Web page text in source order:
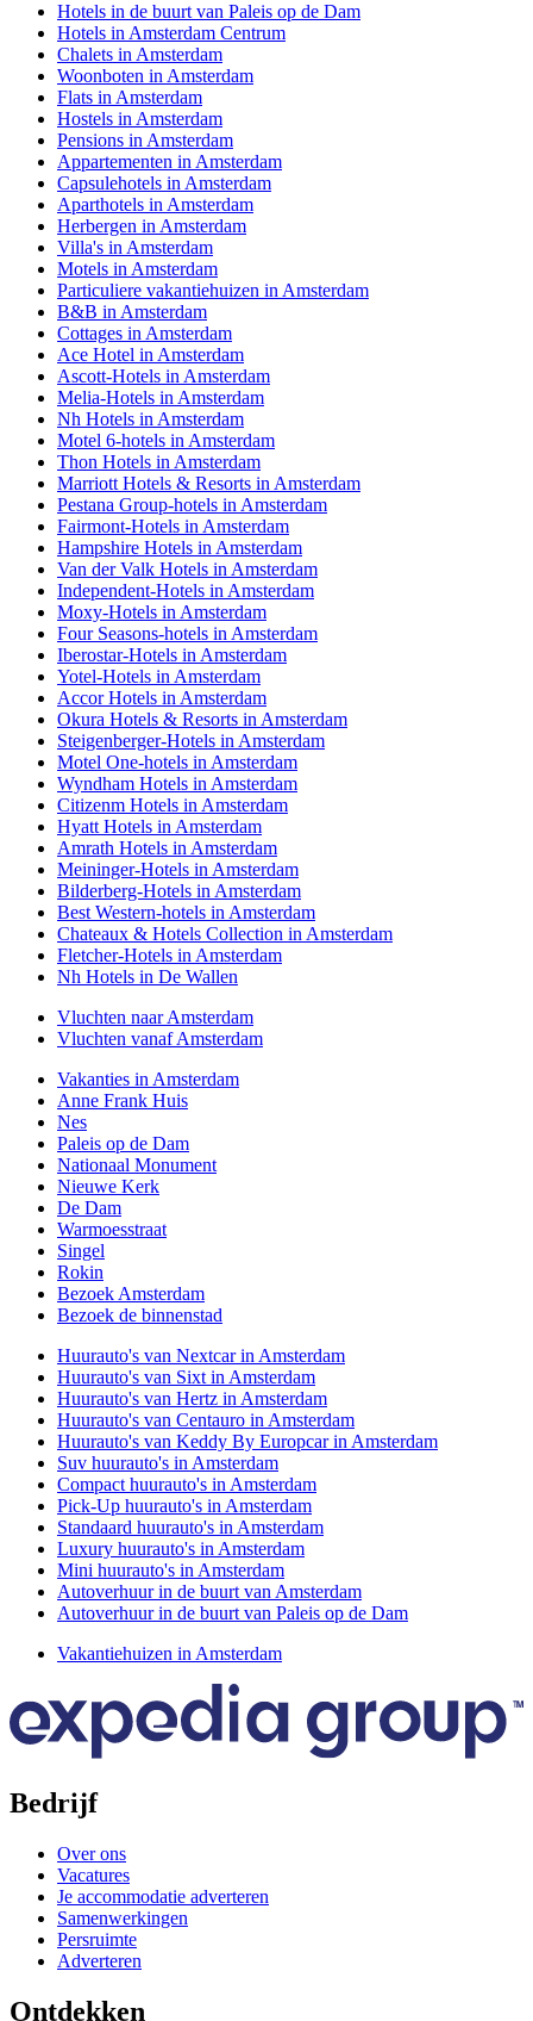
Hotels in de buurt van Paleis op de Dam
Hotels in Amsterdam Centrum
Chalets in Amsterdam
Woonboten in Amsterdam
Flats in Amsterdam
Hostels in Amsterdam
Pensions in Amsterdam
Appartementen in Amsterdam
Capsulehotels in Amsterdam
Aparthotels in Amsterdam
Herbergen in Amsterdam
Villa's in Amsterdam
Motels in Amsterdam
Particuliere vakantiehuizen in Amsterdam
B&B in Amsterdam
Cottages in Amsterdam
Ace Hotel in Amsterdam
Ascott-Hotels in Amsterdam
Melia-Hotels in Amsterdam
Nh Hotels in Amsterdam
Motel 6-hotels in Amsterdam
Thon Hotels in Amsterdam
Marriott Hotels & Resorts in Amsterdam
Pestana Group-hotels in Amsterdam
Fairmont-Hotels in Amsterdam
Hampshire Hotels in Amsterdam
Van der Valk Hotels in Amsterdam
Independent-Hotels in Amsterdam
Moxy-Hotels in Amsterdam
Four Seasons-hotels in Amsterdam
Iberostar-Hotels in Amsterdam
Yotel-Hotels in Amsterdam
Accor Hotels in Amsterdam
Okura Hotels & Resorts in Amsterdam
Steigenberger-Hotels in Amsterdam
Motel One-hotels in Amsterdam
Wyndham Hotels in Amsterdam
Citizenm Hotels in Amsterdam
Hyatt Hotels in Amsterdam
Amrath Hotels in Amsterdam
Meininger-Hotels in Amsterdam
Bilderberg-Hotels in Amsterdam
Best Western-hotels in Amsterdam
Chateaux & Hotels Collection in Amsterdam
Fletcher-Hotels in Amsterdam
Nh Hotels in De Wallen
Vluchten naar Amsterdam
Vluchten vanaf Amsterdam
Vakanties in Amsterdam
Anne Frank Huis
Nes
Paleis op de Dam
Nationaal Monument
Nieuwe Kerk
De Dam
Warmoesstraat
Singel
Rokin
Bezoek Amsterdam
Bezoek de binnenstad
Huurauto's van Nextcar in Amsterdam
Huurauto's van Sixt in Amsterdam
Huurauto's van Hertz in Amsterdam
Huurauto's van Centauro in Amsterdam
Huurauto's van Keddy By Europcar in Amsterdam
Suv huurauto's in Amsterdam
Compact huurauto's in Amsterdam
Pick-Up huurauto's in Amsterdam
Standaard huurauto's in Amsterdam
Luxury huurauto's in Amsterdam
Mini huurauto's in Amsterdam
Autoverhuur in de buurt van Amsterdam
Autoverhuur in de buurt van Paleis op de Dam
Vakantiehuizen in Amsterdam
Bedrijf
Over ons
Vacatures
Je accommodatie adverteren
Samenwerkingen
Persruimte
Adverteren
Ontdekken